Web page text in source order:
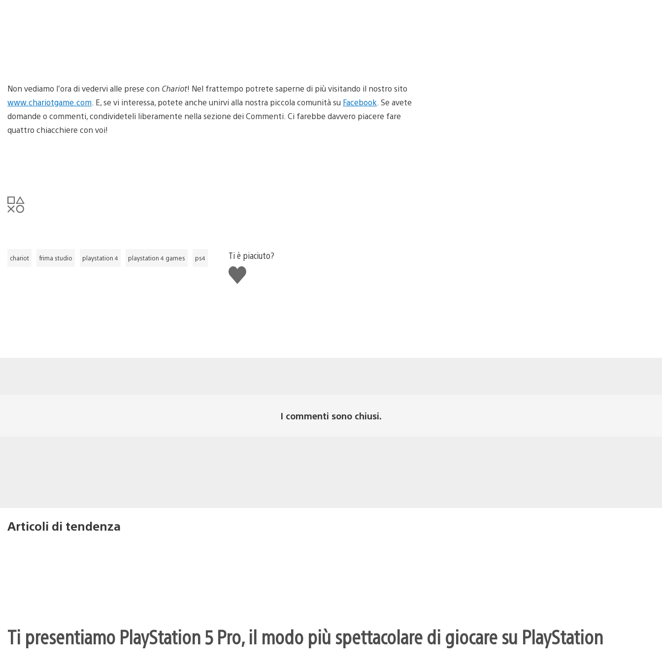
Non vediamo l’ora di vedervi alle prese con Chariot! Nel frattempo potrete saperne di più visitando il nostro sito
www.chariotgame.com . E, se vi interessa, potete anche unirvi alla nostra piccola comunità su Facebook . Se avete
domande o commenti, condivideteli liberamente nella sezione dei Commenti. Ci farebbe davvero piacere fare
quattro chiacchiere con voi!
chariot frima studio playstation 4 playstation 4 games ps4
Ti è piaciuto?
Mi
piace
I commenti sono chiusi.
Articoli di tendenza
Ti presentiamo PlayStation 5 Pro, il modo più spettacolare di giocare su PlayStation